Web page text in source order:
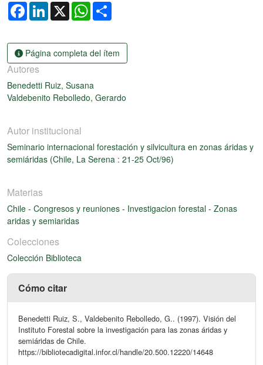
FacebookLinkedIn
X WhatsApp
Página completa del ítem
Autores
Benedetti Ruiz, Susana
Valdebenito Rebolledo, Gerardo
Autor institucional
Seminario internacional forestación y silvicultura en zonas áridas y
semiáridas (Chile, La Serena : 21-25 Oct/96)
Materias
Chile - Congresos y reuniones - Investigacion forestal - Zonas
aridas y semiaridas
Colecciones
Colección Biblioteca
Cómo citar
Benedetti Ruiz, S., Valdebenito Rebolledo, G.. (1997). Visión del
Instituto Forestal sobre la investigación para las zonas áridas y
semiáridas de Chile.
https://bibliotecadigital.infor.cl/handle/20.500.12220/14648